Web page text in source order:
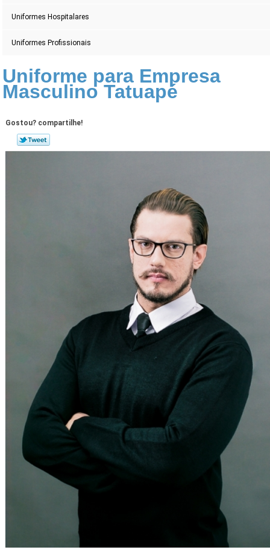
Uniformes Hospitalares
Uniformes Profissionais
Uniforme para Empresa
Masculino Tatuapé
Gostou? compartilhe!